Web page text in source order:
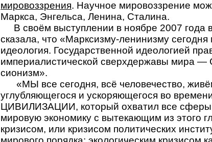
мировоззрения. Научное мировоззрение
Маркса, Энгельса, Ленина, Сталина.
В своём выступлении в ноябре 2007
сказала, что «Марксизму-ленинизму сегодня
идеология. Государственной идеологией
империалистической сверхдержавы мира
сионизм».
«МЫ все сегодня, всё человечество,
углубляющегося и ускоряющегося во
ЦИВИЛИЗАЦИИ, который охватил все сферы
мировую экономику с вытекающим из этого
кризисом, или кризисом политических